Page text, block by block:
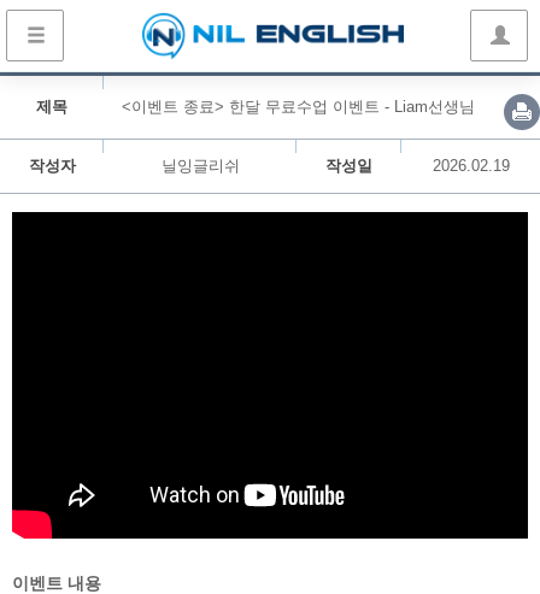
제목 <이벤트 종료> 한달 무료수업 이벤트 - Liam선생님
작성자 닐잉글리쉬 작성일 2026.02.19
이벤트 내용